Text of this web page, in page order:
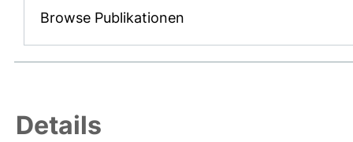
Browse Publikationen
Details